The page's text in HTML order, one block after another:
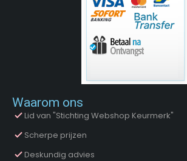
Waarom ons
Lid van "Stichting Webshop Keurmerk"
Scherpe prijzen
Deskundig advies